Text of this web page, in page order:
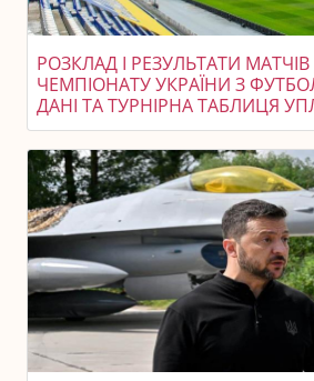
РОЗКЛАД І РЕЗУЛЬТАТИ
ЧЕМПІОНАТУ УКРАЇНИ З
ДАНІ ТА ТУРНІРНА ТАБЛИЦЯ